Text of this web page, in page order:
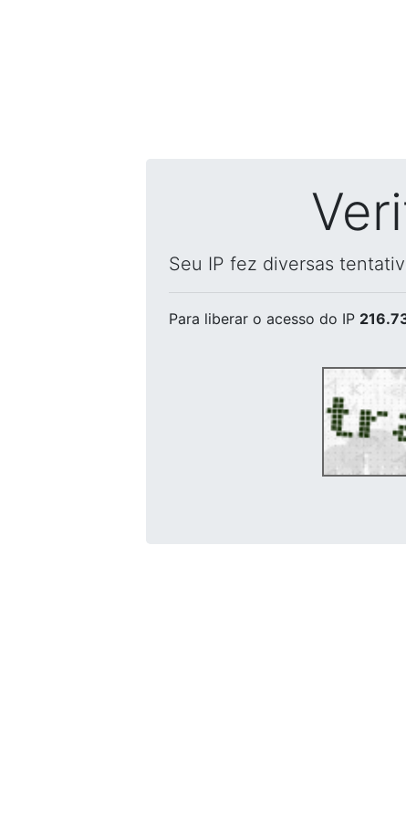
Seu IP fez diversas
Para liberar o acesso do IP